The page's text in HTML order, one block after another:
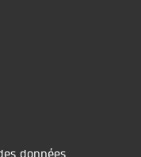
données